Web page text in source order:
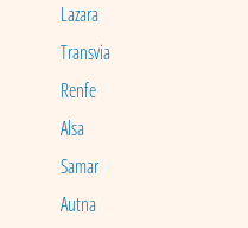
Lazara
Transvia
Renfe
Alsa
Samar
Autna